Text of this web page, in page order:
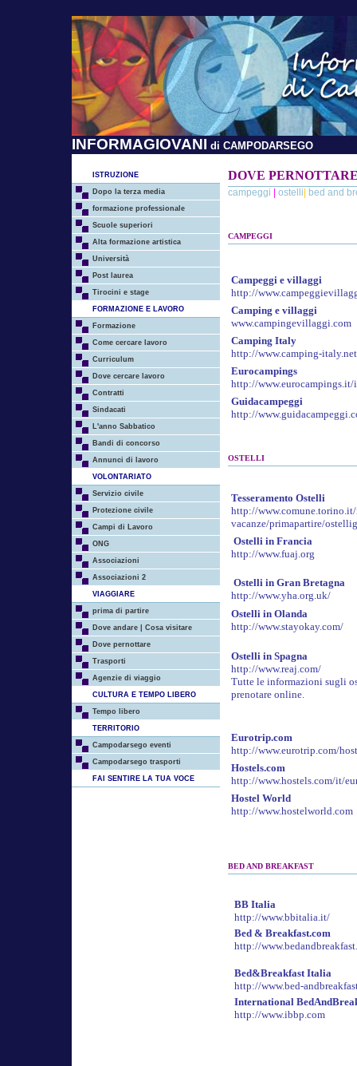
INFORMAGIOVANI di CAMPODARSEGO
ISTRUZIONE
Dopo la terza media
formazione professionale
Scuole superiori
Alta formazione artistica
Università
Post laurea
Tirocini e stage
FORMAZIONE E LAVORO
Formazione
Come cercare lavoro
Curriculum
Dove cercare lavoro
Contratti
Sindacati
L'anno Sabbatico
Bandi di concorso
Annunci di lavoro
VOLONTARIATO
Servizio civile
Protezione civile
Campi di Lavoro
ONG
Associazioni
Associazioni 2
VIAGGIARE
prima di partire
Dove andare | Cosa visitare
Dove pernottare
Trasporti
Agenzie di viaggio
CULTURA E TEMPO LIBERO
Tempo libero
TERRITORIO
Campodarsego eventi
Campodarsego trasporti
FAI SENTIRE LA TUA VOCE
DOVE
campeggi ostelli bed and
CAMPEGGI
Campeggi e villaggi
http://
Camping e villaggi
www.campingevillaggi.com
Camping Italy
http://www.camping-
Eurocampings
http://
Guidacampeggi
http://
OSTELLI
Tesseramento Ostelli
http://
vacanze/primapartire/
Ostelli in Francia
http://www.fuaj.org
Ostelli in Gran Bretagna
http://www.yha.org.uk/
Ostelli in Olanda
http://www.stayokay.com/
Ostelli in Spagna
http://www.reaj.com/
Tutte le informazioni sugli
prenotare online.
Eurotrip.com
http://www.eurotrip.com/
Hostels.com
http://www.hostels.com/it/
Hostel World
http://www.hostelworld.com
BED AND BREAKFAST
BB Italia
http://www.bbitalia.it/
Bed & Breakfast.com
http://
Bed&Breakfast Italia
http://www.bed-
International
http://www.ibbp.com